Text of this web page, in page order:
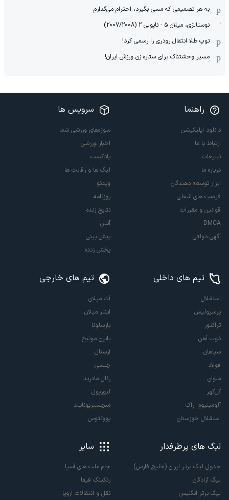
به هر تصمیمی که مسی بگیرد، احترام می‌گذارم
نوستالژی، میلان 5 - ناپولی 2 (2007/2008)
توپ طلا انتقال رودری را رسمی کرد!
مسیر وحشتناک برای ستاره زن ورزش ایران!
راهنما
دانلود اپلیکیشن
ارتباط با ما
تبلیغات
درباره ما
ابزار توسعه دهندگان
فرصت های شغلی
قوانین و مقررات
DMCA
آگهی دولتی
سرویس ها
سوژه‌های ورزشی شما
اخبار ورزشی
پادکست
لیگ ها و رقابت ها
ویدئو
روزنامه
نتایج زنده
آنتن
پیش بینی
پخش زنده
تیم های داخلی
استقلال
پرسپولیس
تراکتور
ذوب آهن
سپاهان
فولاد
ملوان
گل‌گهر
آلومینیوم اراک
استقلال خوزستان
تیم های خارجی
آث میلان
اینتر میلان
بارسلونا
بایرن مونیخ
آرسنال
چلسی
رئال مادرید
لیورپول
منچستریونایتد
یوونتوس
لیگ های پرطرفدار
جدول لیگ برتر ایران (خلیج فارس)
لیگ آزادگان
لیگ برتر انگلیس
سایر
جام ملت های آسیا
رنکینگ فیفا
نقل و انتقالات اروپا